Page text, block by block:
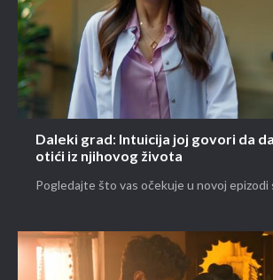
Daleki grad: Intuicija joj govori da
otići iz njihovog života
Pogledajte što vas očekuje u novoj epizodi